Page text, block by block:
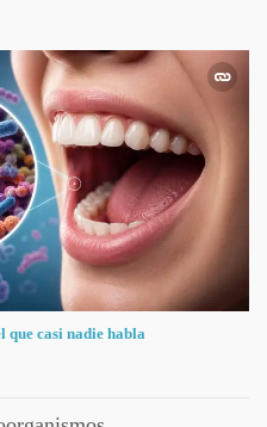
que casi nadie habla